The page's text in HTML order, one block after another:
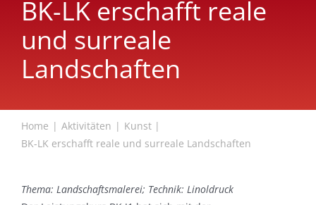
BK-LK erschafft reale
und surreale
Landschaften
Home Aktivitäten
Kunst
BK-LK erschafft reale und surreale Landschaften
Thema: Landschaftsmalerei; Technik: Linoldruck